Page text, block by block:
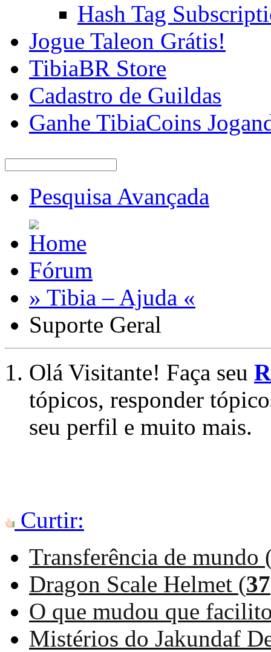
Hash Tag
Jogue Taleon Grátis!
TibiaBR Store
Cadastro de Guildas
Ganhe TibiaCoins
Pesquisa Avançada
Fórum
» Tibia – Ajuda «
Suporte Geral
Olá Visitante! Faça seu
tópicos, responder
seu perfil e muito mais.
Curtir:
Transferência de mundo
Dragon Scale Helmet (37
O que mudou que
Mistérios do Jakundaf